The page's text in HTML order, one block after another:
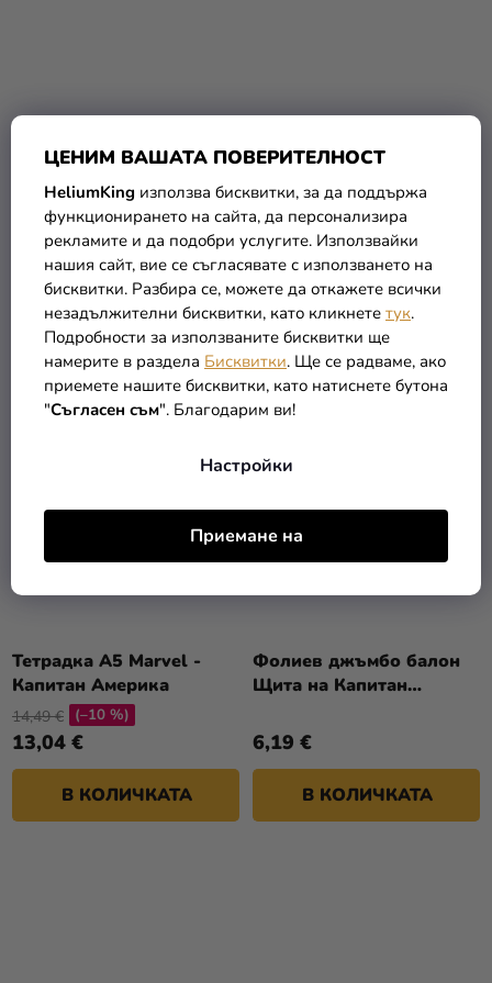
ЦЕНИМ ВАШАТА ПОВЕРИТЕЛНОСТ
HeliumKing използва бисквитки, за да поддържа
функционирането на сайта, да персонализира
рекламите и да подобри услугите. Използвайки
нашия сайт, вие се съгласявате с използването на
бисквитки. Разбира се, можете да откажете всички
незадължителни бисквитки, като кликнете тук.
Подробности за използваните бисквитки ще
намерите в раздела Бисквитки. Ще се радваме, ако
приемете нашите бисквитки, като натиснете бутона
"Съгласен съм". Благодарим ви!
Настройки
Приемане на
Раница Marvel - Капитан
Америка
39,05 €
43,39 € (–10 %)
В КОЛИЧКАТА
Термо чаша - Капитан
Америка Марвел 400 мл
16,49 €
21,49 € (–23 %)
В КОЛИЧКАТА
Тетрадка A5 Marvel -
Капитан Америка
13,04 €
14,49 € (–10 %)
В КОЛИЧКАТА
Фолиев джъмбо балон
Щита на Капитан
6,19 €
В КОЛИЧКАТА